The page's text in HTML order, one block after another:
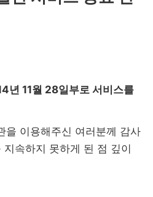
년 11월 28일부로 서비스를
을 이용해주신 여러분께 감사
속하지 못하게 된 점 깊이